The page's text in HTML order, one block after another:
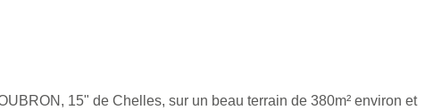
15" de Chelles, sur un beau terrain de 380m² environ et